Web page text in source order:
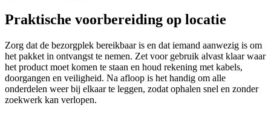
Praktische voorbereiding op locatie
Zorg dat de bezorgplek bereikbaar is en dat iemand aanwezig is om
het pakket in ontvangst te nemen. Zet voor gebruik alvast klaar waar
het product moet komen te staan en houd rekening met kabels,
doorgangen en veiligheid. Na afloop is het handig om alle
onderdelen weer bij elkaar te leggen, zodat ophalen snel en zonder
zoekwerk kan verlopen.